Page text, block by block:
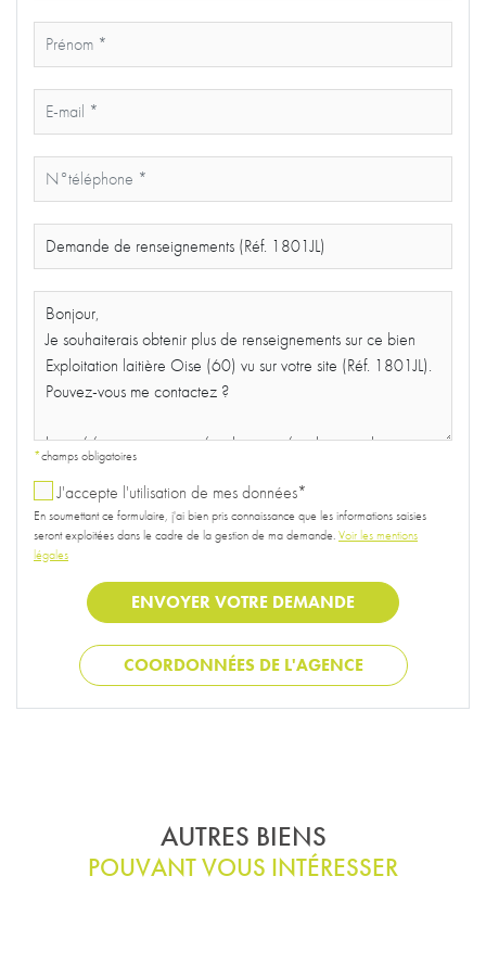
*champs obligatoires
J'accepte l'utilisation de mes données*
En soumettant ce formulaire, j'ai bien pris connaissance que les informations saisies
seront exploitées dans le cadre de la gestion de ma demande.Voir les mentions
légales
COORDONNÉES DE L'AGENCE
AUTRES BIENS
POUVANT VOUS INTÉRESSER